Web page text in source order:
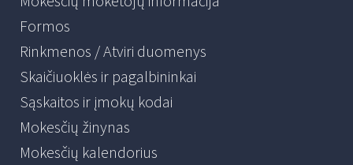
Formos
Rinkmenos / Atviri duomenys
Skaičiuoklės ir pagalbininkai
Sąskaitos ir įmokų kodai
Mokesčių žinynas
Mokesčių kalendorius